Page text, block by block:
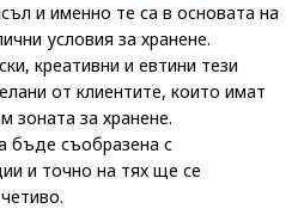
и именно те са в основата на
условия за хранене.
креативни и евтини тези
от клиентите, които имат
зоната за хранене.
бъде съобразена с
и точно на тях ще се